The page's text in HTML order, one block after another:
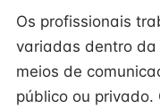
Os profissionais
variadas dentro da
meios de
público ou privado.